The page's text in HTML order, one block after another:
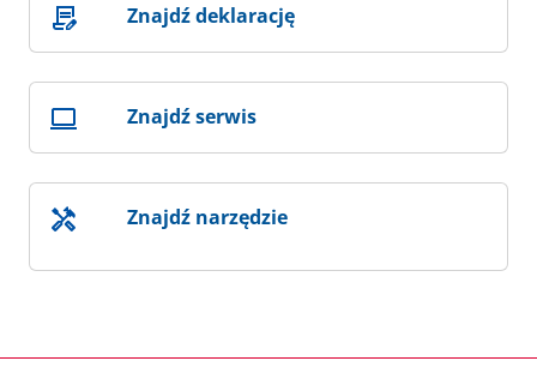
Znajdź deklarację
Znajdź serwis
Znajdź narzędzie